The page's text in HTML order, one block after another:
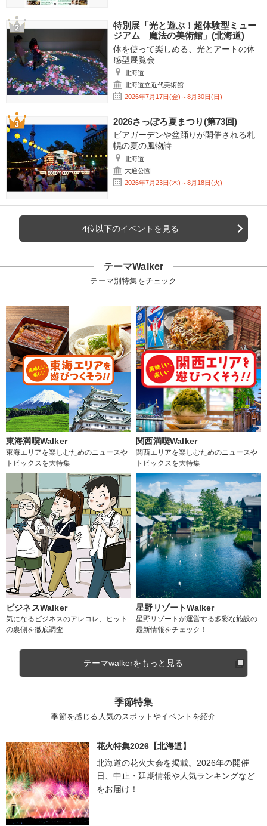
特別展「光と遊ぶ！超体験型ミュー
ジアム 魔法の美術館」(北海道)
体を使って楽しめる、光とアートの体
感型展覧会
北海道
北海道立近代美術館
2026年7月17日(金)～8月30日(日)
2026さっぽろ夏まつり(第73回)
ビアガーデンや盆踊りが開催される札
幌の夏の風物詩
北海道
大通公園
2026年7月23日(木)～8月18日(火)
4位以下のイベントを見る
テーマWalker
テーマ別特集をチェック
東海満喫Walker
東海エリアを楽しむためのニュースや
トピックスを大特集
関西満喫Walker
関西エリアを楽しむためのニュースや
トピックスを大特集
ビジネスWalker
気になるビジネスのアレコレ、ヒット
の裏側を徹底調査
星野リゾートWalker
星野リゾートが運営する多彩な施設の
最新情報をチェック！
テーマwalkerをもっと見る
季節特集
季節を感じる人気のスポットやイベントを紹介
花火特集2026【北海道】
北海道の花火大会を掲載。2026年の開催
日、中止・延期情報や人気ランキングなど
をお届け！